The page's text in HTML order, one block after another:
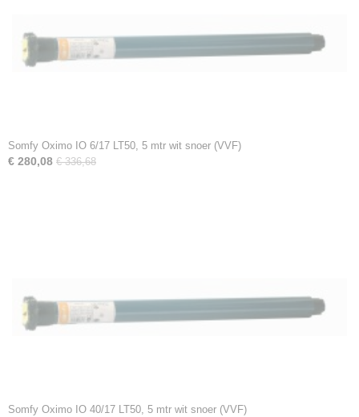
Somfy Oximo IO 6/17 LT50, 5 mtr wit snoer (VVF)
€ 280,08 € 336,68
Somfy Oximo IO 40/17 LT50, 5 mtr wit snoer (VVF)